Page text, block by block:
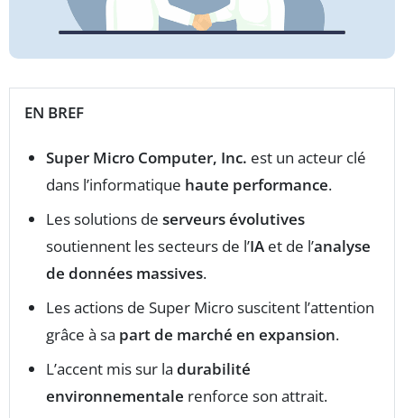
EN BREF
Super Micro Computer, Inc. est un acteur clé
dans l’informatique haute performance.
Les solutions de serveurs évolutives
soutiennent les secteurs de l’IA et de l’analyse
de données massives.
Les actions de Super Micro suscitent l’attention
grâce à sa part de marché en expansion.
L’accent mis sur la durabilité
environnementale renforce son attrait.